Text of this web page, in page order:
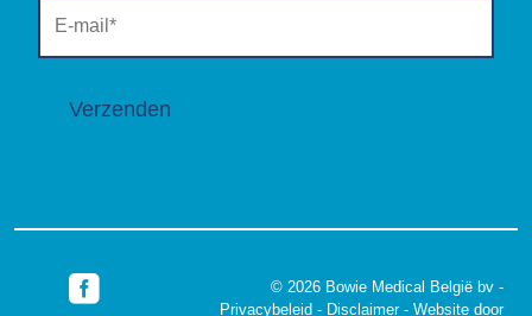
Verzenden
© 2026 Bowie Medical België bv -
Privacybeleid- Disclaimer- Website door